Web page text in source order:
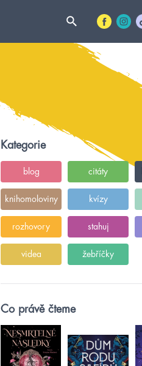
Kategorie
blog citáty
knihomoloviny kvízy
rozhovory stahuj
videa žebříčky
Co právě čteme